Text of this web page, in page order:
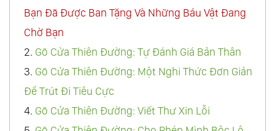
Bạn Đã Được Ban Tặng Và Những Báu Vật Đang
Chờ Bạn
2. Gõ Cửa Thiên Đường: Tự Đánh Giá Bản Thân
3. Gõ Cửa Thiên Đường: Một Nghi Thức Đơn Giản
Để Trút Đi Tiêu Cực
4. Gõ Cửa Thiên Đường: Viết Thư Xin Lỗi